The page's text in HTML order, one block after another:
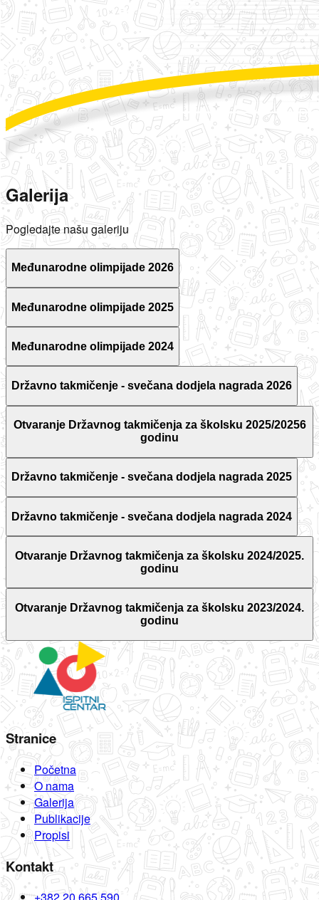
Galerija
Pogledajte našu galeriju
Međunarodne olimpijade 2026
Međunarodne olimpijade 2025
Međunarodne olimpijade 2024
Državno takmičenje - svečana dodjela nagrada 2026
Otvaranje Državnog takmičenja za školsku 2025/20256
godinu
Državno takmičenje - svečana dodjela nagrada 2025
Državno takmičenje - svečana dodjela nagrada 2024
Otvaranje Državnog takmičenja za školsku 2024/2025.
godinu
Otvaranje Državnog takmičenja za školsku 2023/2024.
godinu
Stranice
Početna
O nama
Galerija
Publikacije
Propisi
Kontakt